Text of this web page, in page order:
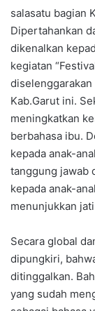
salasatu bagian
Dipertahankan
dikenalkan
kegiatan
diselenggarakan
Kab.Garut ini.
meningkatkan
berbahasa ibu.
kepada anak-
tanggung jawab
kepada anak-
menunjukkan
Secara global
dipungkiri,
ditinggalkan.
yang sudah